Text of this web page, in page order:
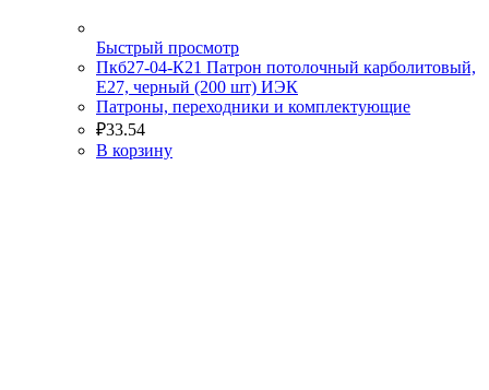
Быстрый просмотр
Пкб27-04-К21 Патрон потолочный карболитовый,
Е27, черный (200 шт) ИЭК
Патроны, переходники и комплектующие
₽33.54
В корзину